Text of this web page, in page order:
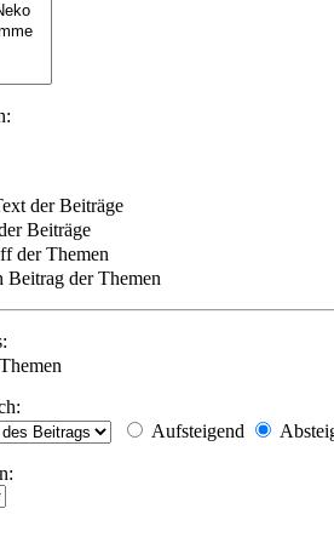
der Beiträge
Beiträge
der Themen
Beitrag der Themen
Themen
Aufsteigend